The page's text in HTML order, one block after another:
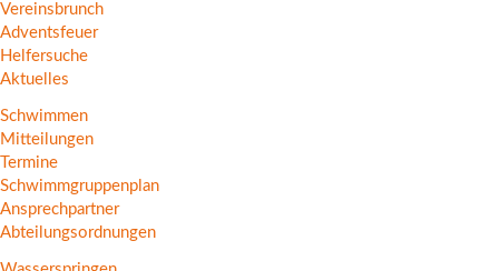
Vereinsbrunch
Adventsfeuer
Helfersuche
Aktuelles
Schwimmen
Mitteilungen
Termine
Schwimmgruppenplan
Ansprechpartner
Abteilungsordnungen